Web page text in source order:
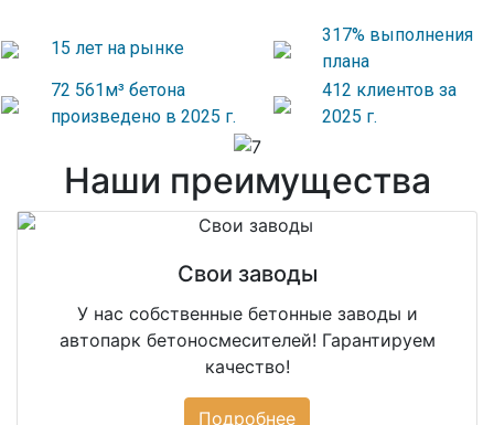
15 лет на рынке
317% выполнения
плана
72 561м³ бетона
произведено в 2025 г.
412 клиентов за
2025 г.
Наши преимущества
Свои заводы
У нас собственные бетонные заводы и
автопарк бетоносмесителей! Гарантируем
качество!
Подробнее